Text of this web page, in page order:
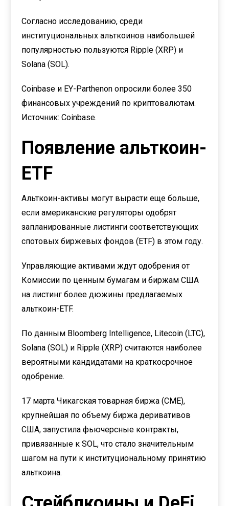
Согласно исследованию, среди
институциональных альткоинов наибольшей
популярностью пользуются Ripple (XRP) и
Solana (SOL).
Coinbase и EY-Parthenon опросили более 350
финансовых учреждений по криптовалютам.
Источник: Coinbase.
Появление альткоин-
ETF
Альткоин-активы могут вырасти еще больше,
если американские регуляторы одобрят
запланированные листинги соответствующих
спотовых биржевых фондов (ETF) в этом году.
Управляющие активами ждут одобрения от
Комиссии по ценным бумагам и биржам США
на листинг более дюжины предлагаемых
альткоин-ETF.
По данным Bloomberg Intelligence, Litecoin (LTC),
Solana (SOL) и Ripple (XRP) считаются наиболее
вероятными кандидатами на краткосрочное
одобрение.
17 марта Чикагская товарная биржа (CME),
крупнейшая по объему биржа деривативов
США, запустила фьючерсные контракты,
привязанные к SOL, что стало значительным
шагом на пути к институциональному принятию
альткоина.